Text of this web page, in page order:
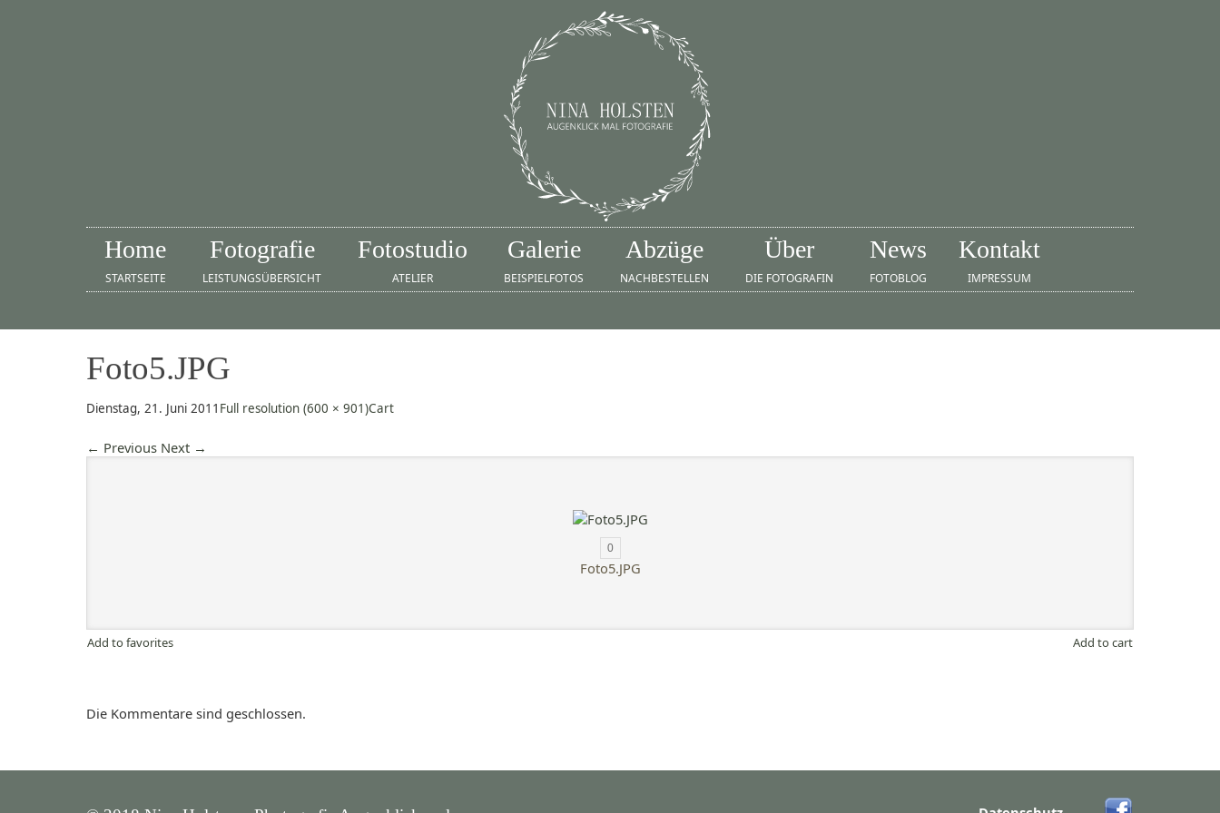
Home
STARTSEITE
Fotografie
LEISTUNGSÜBERSICHT
Fotostudio
ATELIER
Galerie
BEISPIELFOTOS
Abzüge
NACHBESTELLEN
Über
DIE FOTOGRAFIN
News
FOTOBLOG
Kontakt
IMPRESSUM
Foto5.JPG
Dienstag, 21. Juni 2011 Full resolution (600 × 901)Cart
← Previous Next →
0
Foto5.JPG
Add to favorites Add to cart
Die Kommentare sind geschlossen.